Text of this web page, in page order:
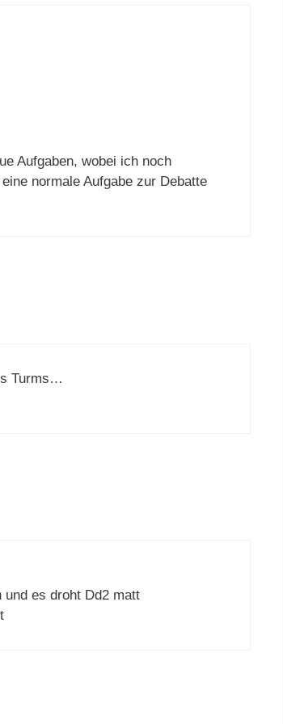
Aufgaben, wobei ich noch
normale Aufgabe zur Debatte
Turms…
es droht Dd2 matt